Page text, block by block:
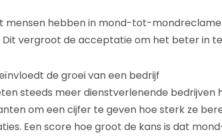
mensen hebben in mond-tot-
vergroot de acceptatie om het beter in
de groei van een bedrijf
steeds meer dienstverlenende bedrijven
om een cijfer te geven hoe sterk ze
Een score hoe groot de kans is dat